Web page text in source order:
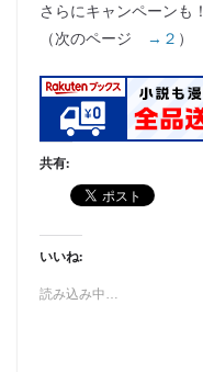
さらにキャンペーンも
（次のページ
→２ ）
共有:
いいね:
読み込み中…